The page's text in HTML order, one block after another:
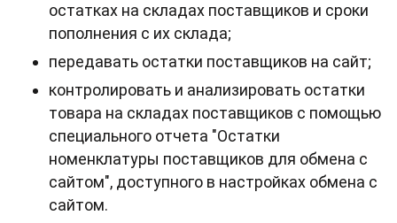
остатках на складах поставщиков и сроки
пополнения с их склада;
передавать остатки поставщиков на сайт;
контролировать и анализировать остатки
товара на складах поставщиков с помощью
специального отчета "Остатки
номенклатуры поставщиков для обмена с
сайтом", доступного в настройках обмена с
сайтом.